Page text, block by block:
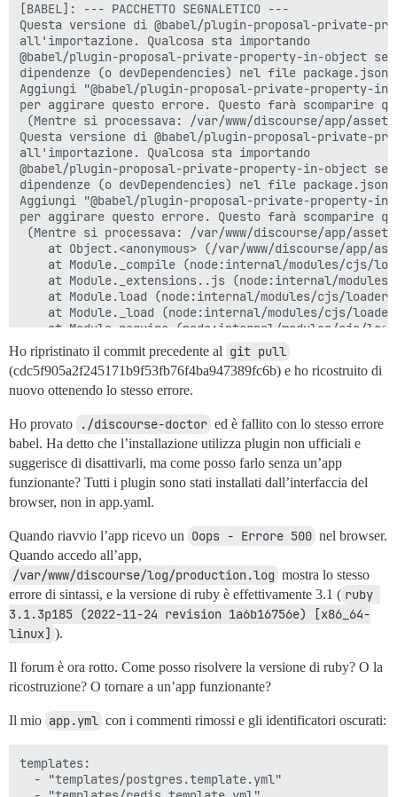
[BABEL]: --- PACCHETTO SEGNALETICO ---
Questa versione di @babel/plugin-proposal-private-
all'importazione. Qualcosa sta importando
@babel/plugin-proposal-private-property-in-object
dipendenze (o devDependencies) nel file package.json.
Aggiungi "@babel/plugin-proposal-private-property-
per aggirare questo errore. Questo farà scomparire
(Mentre si processava: /var/www/discourse/app/
Questa versione di @babel/plugin-proposal-private-
all'importazione. Qualcosa sta importando
@babel/plugin-proposal-private-property-in-object
dipendenze (o devDependencies) nel file package.json.
Aggiungi "@babel/plugin-proposal-private-property-
per aggirare questo errore. Questo farà scomparire
(Mentre si processava: /var/www/discourse/app/
at Object.<anonymous> (/var/www/discourse/app/
at Module._compile (node:internal/modules/cjs/
at Module._extensions..js (node:internal/
at Module.load (node:internal/modules/cjs/
at Module._load (node:internal/modules/cjs/
at Module.require (node:internal/modules/cjs/
at require (node:internal/modules/cjs/
at Object.<anonymous> (/var/www/discourse/app/
at Module._compile (node:internal/modules/cjs/
at Module._extensions..js (node:internal/
at Module._load (node:internal/modules/cjs/
at Module.require (node:internal/modules/cjs/
at require (node:internal/modules/cjs/
at Object.<anonymous> (/var/www/discourse/app/
at Module._compile (node:internal/modules/cjs/
at Module._extensions..js (node:internal/
at Module._load (node:internal/modules/cjs/
at Module.require (node:internal/modules/cjs/
at require (node:internal/modules/cjs/
at Object.<anonymous> (/var/www/discourse/app/
at Module._compile (node:internal/modules/cjs/
at Module._extensions..js (node:internal/
at Module.load (node:internal/modules/cjs/
at Module.require (node:internal/modules/cjs/
at require (node:internal/modules/cjs/
Traccia dello stack e rapporto dell'errore: /tmp/
I, [2023-07-04T08:09:05.088181 #1]  INFO -- :
yarn run v1.22.19
$ /var/www/discourse/app/assets/javascripts/
Ho ripristinato il commit precedente al git pull
(cdc5f905a2f245171b9f53fb76f4ba947389fc6b) e ho ricostruito di
nuovo ottenendo lo stesso errore.
Ho provato ./discourse-doctor ed è fallito con lo stesso errore
babel. Ha detto che l’installazione utilizza plugin non ufficiali e
suggerisce di disattivarli, ma come posso farlo senza un’app
funzionante? Tutti i plugin sono stati installati dall’interfaccia del
browser, non in app.yaml.
Quando riavvio l’app ricevo un Oops - Errore 500 nel browser.
Quando accedo all’app,
/var/www/discourse/log/production.log mostra lo stesso
errore di sintassi, e la versione di ruby è effettivamente 3.1 ( ruby
3.1.3p185 (2022-11-24 revision 1a6b16756e) [x86_64-
linux] ).
Il forum è ora rotto. Come posso risolvere la versione di ruby? O la
ricostruzione? O tornare a un’app funzionante?
Il mio app.yml con i commenti rimossi e gli identificatori oscurati:
templates:
  - "templates/postgres.template.yml"